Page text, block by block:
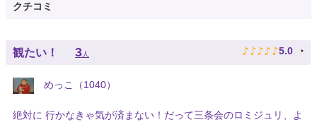
クチコミ
観たい！ 3人 ♪ ♪ ♪ ♪ ♪ 5.0
めっこ（1040）
絶対に 行かなきゃ気が済まない！だって三条会のロミジュリ、よ